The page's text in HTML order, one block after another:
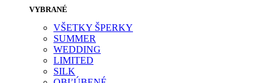
VYBRANÉ
VŠETKY ŠPERKY
SUMMER
WEDDING
LIMITED
SILK